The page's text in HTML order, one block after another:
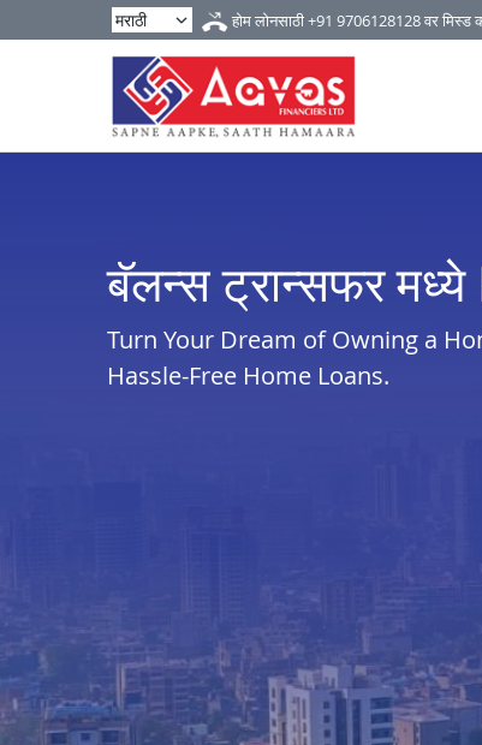
होम लोनसाठी+91 9706128128वर मिस्ड
बॅलन्स ट्रान्सफर
Turn Your Dream of Owning a
Hassle-Free Home Loans.